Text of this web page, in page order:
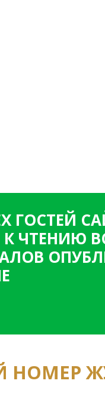
ГОСТЕЙ
ЧТЕНИЮ
НОМЕР